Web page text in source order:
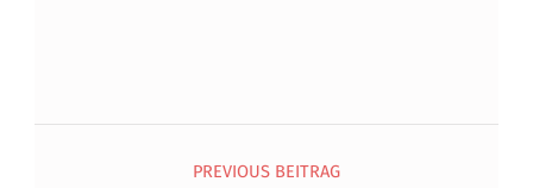
Beitragsnavigation
PREVIOUS BEITRAG